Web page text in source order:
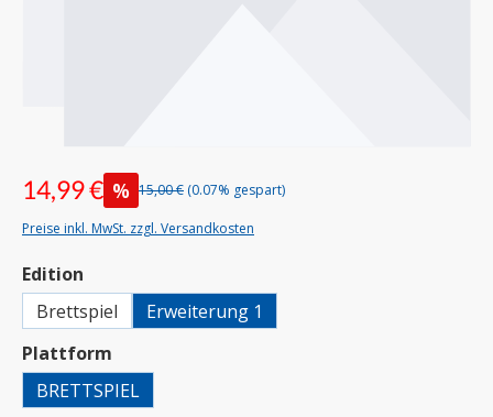
14,99 € % 15,00 € (0.07% gespart)
Preise inkl. MwSt. zzgl. Versandkosten
Edition
Brettspiel
Erweiterung 1
Plattform
BRETTSPIEL